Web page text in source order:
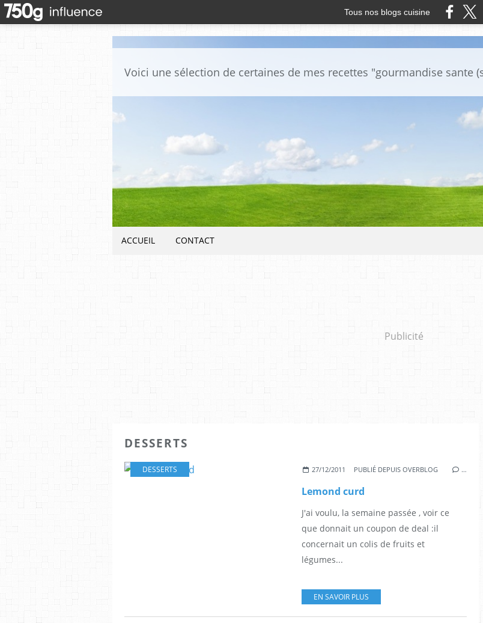
Tous nos blogs cuisine
ACCUEIL CONTACT
Publicité
DESSERTS
DESSERTS 27/12/2011 PUBLIÉ DEPUIS OVERBLOG …
Lemond curd
J'ai voulu, la semaine passée , voir ce
que donnait un coupon de deal :il
concernait un colis de fruits et
légumes...
EN SAVOIR PLUS